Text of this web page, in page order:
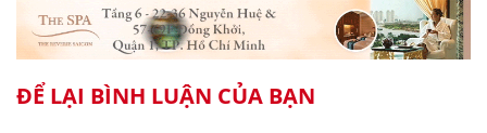
ĐỂ LẠI BÌNH LUẬN CỦA BẠN